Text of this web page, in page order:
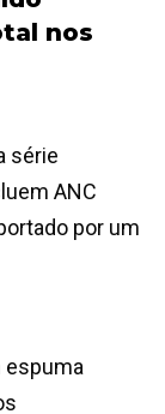
nos
série
ANC
por um
espuma